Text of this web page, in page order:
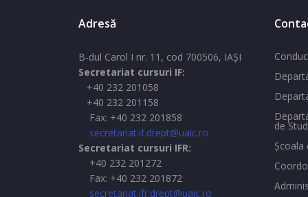
Adresă
B-dul Carol I nr. 11, cod 700506, IAŞI
Secretariat cursuri IF:
+40 232 201058
+40 232 201158
Fax: +40 232 201858
secretariat.if.drept@uaic.ro
Secretariat cursuri IFR:
+40 232 201272
Fax: +40 232 201872
secretariat.ifr.drept@uaic.ro
de